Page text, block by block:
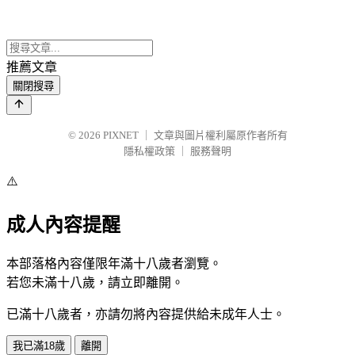
推薦文章
關閉搜尋
© 2026 PIXNET
文章與圖片權利屬原作者所有
隱私權政策
服務聲明
⚠️
成人內容提醒
本部落格內容僅限年滿十八歲者瀏覽。
若您未滿十八歲，請立即離開。
已滿十八歲者，亦請勿將內容提供給未成年人士。
我已滿18歲 離開